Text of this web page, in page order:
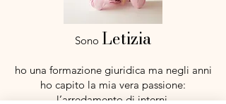
Sono Letizia
ho una formazione giuridica ma negli anni
ho capito la mia vera passione:
l’arredamento di interni.